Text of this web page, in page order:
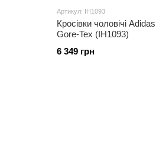
Артикул: IH1093
Кросівки чоловічі
Gore-Tex (IH1093)
6 349 грн